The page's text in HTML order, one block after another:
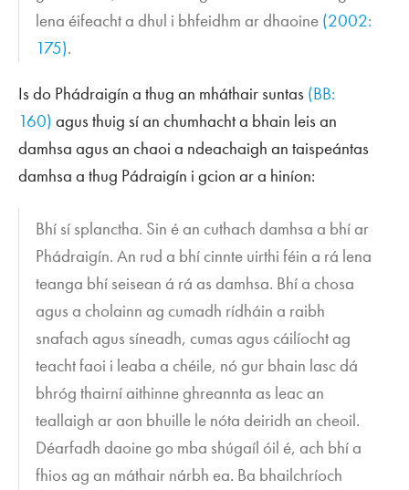
lena éifeacht a dhul i bhfeidhm ar dhaoine (2002:
175).
Is do Phádraigín a thug an mháthair suntas (BB:
160) agus thuig sí an chumhacht a bhain leis an
damhsa agus an chaoi a ndeachaigh an taispeántas
damhsa a thug Pádraigín i gcion ar a hiníon:
Bhí sí splanctha. Sin é an cuthach damhsa a bhí ar
Phádraigín. An rud a bhí cinnte uirthi féin a rá lena
teanga bhí seisean á rá as damhsa. Bhí a chosa
agus a cholainn ag cumadh rídháin a raibh
snafach agus síneadh, cumas agus cáilíocht ag
teacht faoi i leaba a chéile, nó gur bhain lasc dá
bhróg thairní aithinne ghreannta as leac an
teallaigh ar aon bhuille le nóta deiridh an cheoil.
Déarfadh daoine go mba shúgaíl óil é, ach bhí a
fhios ag an máthair nárbh ea. Ba bhailchríoch